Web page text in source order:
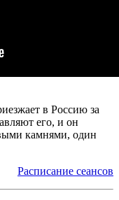
в Россию за
его, и он
камнями, один
Расписание сеансов